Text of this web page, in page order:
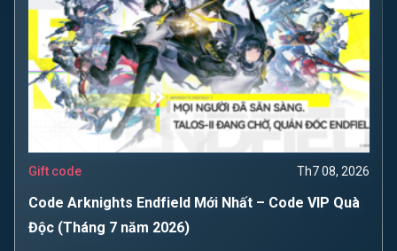
Gift code Th7 08, 2026
Code Arknights Endfield Mới Nhất – Code VIP Quà
Độc (Tháng 7 năm 2026)